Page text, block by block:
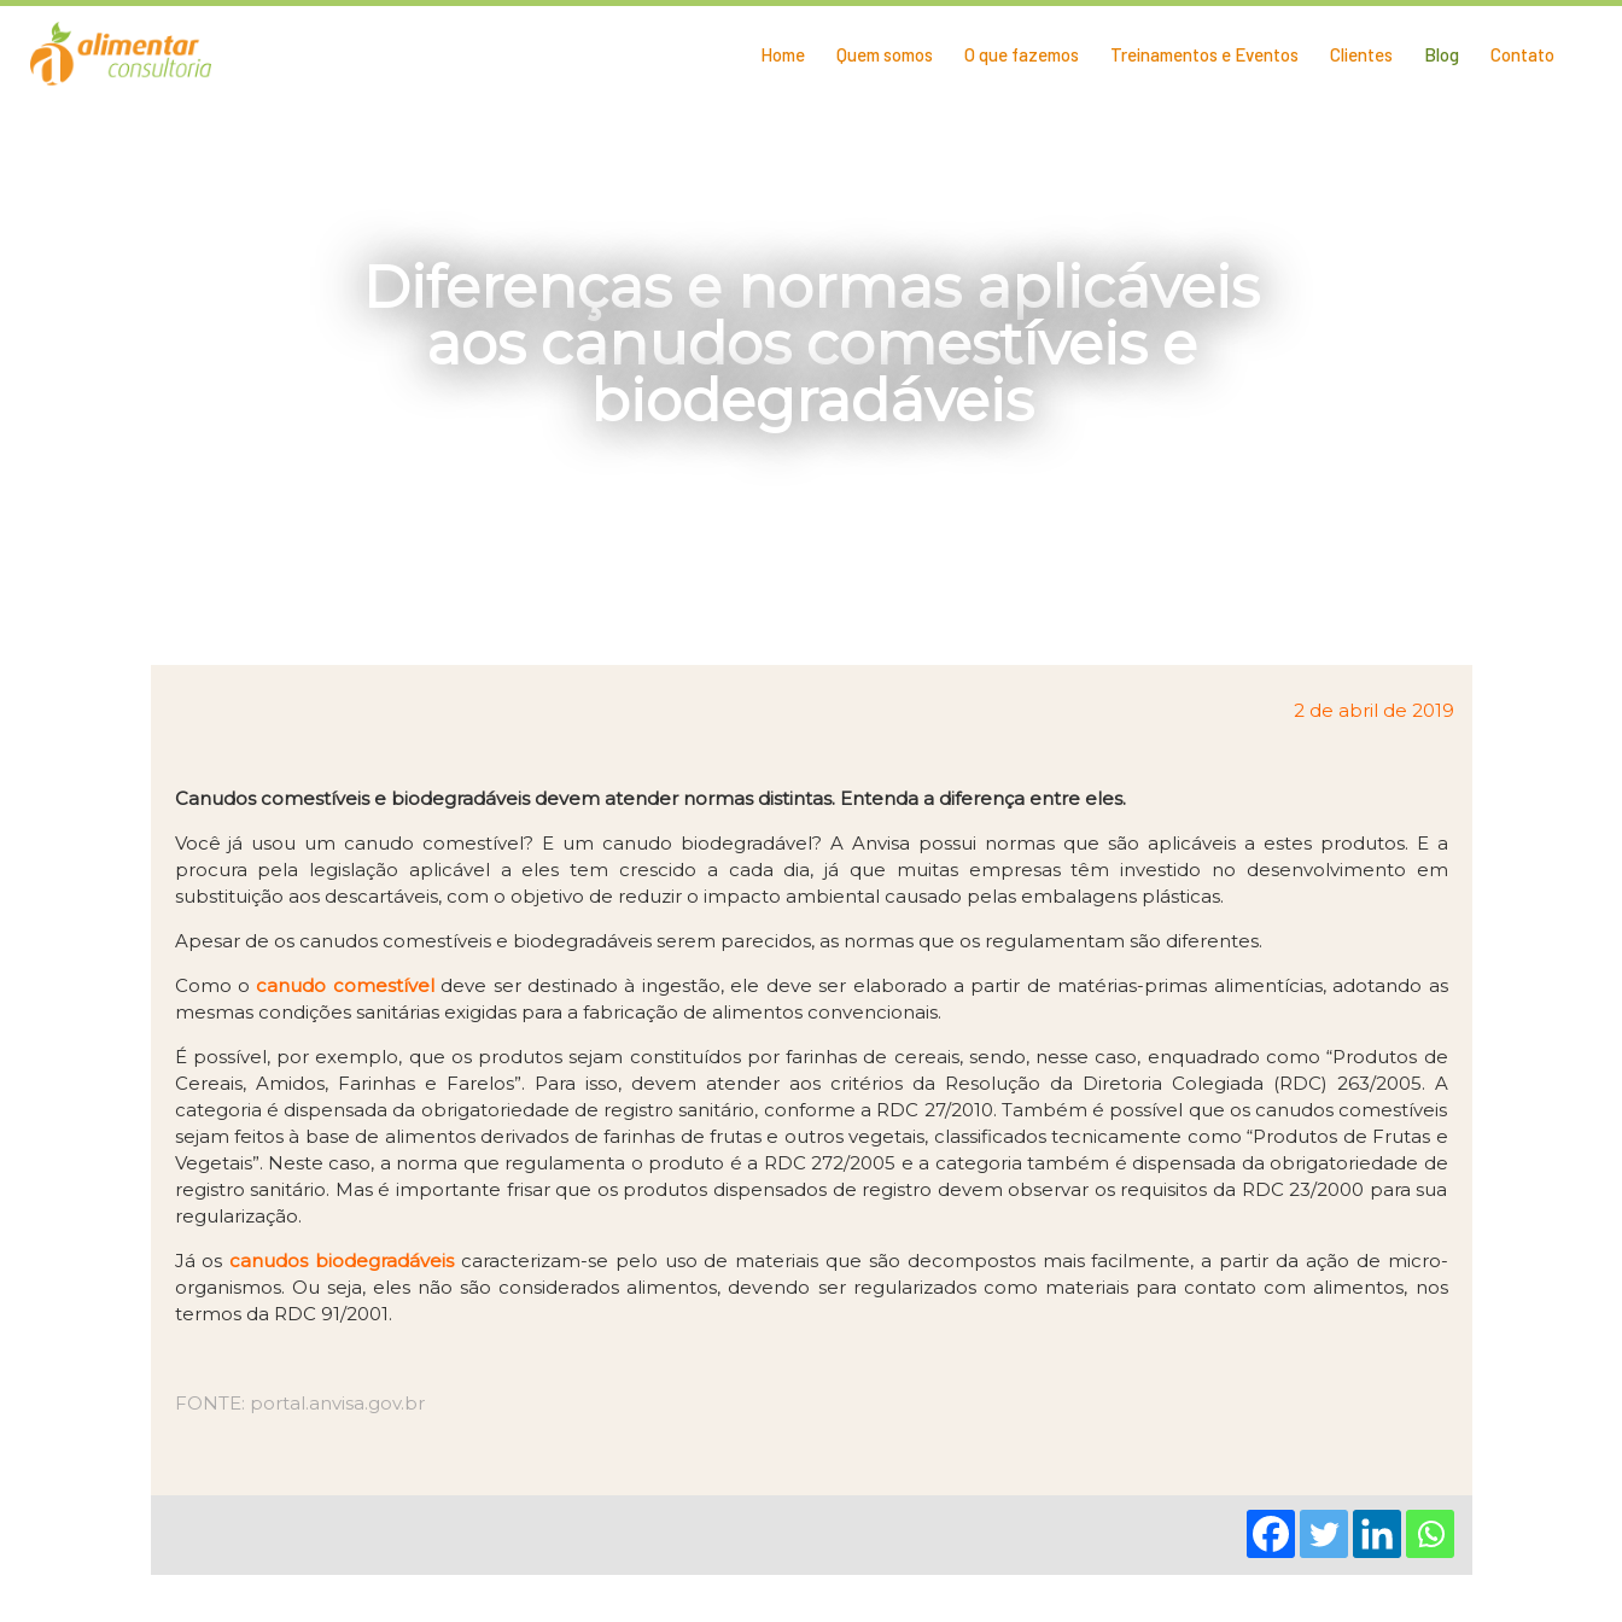
Home Quem somos O que fazemos Treinamentos e Eventos Clientes Blog Contato
Diferenças e normas aplicáveis
aos canudos comestíveis e
biodegradáveis
2 de abril de 2019
Canudos comestíveis e biodegradáveis devem atender normas distintas. Entenda a diferença entre eles.
Você já usou um canudo comestível? E um canudo biodegradável? A Anvisa possui normas que são aplicáveis a estes produtos. E a
procura pela legislação aplicável a eles tem crescido a cada dia, já que muitas empresas têm investido no desenvolvimento em
substituição aos descartáveis, com o objetivo de reduzir o impacto ambiental causado pelas embalagens plásticas.
Apesar de os canudos comestíveis e biodegradáveis serem parecidos, as normas que os regulamentam são diferentes.
Como o canudo comestíveldeve ser destinado à ingestão, ele deve ser elaborado a partir de matérias-primas alimentícias, adotando as
mesmas condições sanitárias exigidas para a fabricação de alimentos convencionais.
É possível, por exemplo, que os produtos sejam constituídos por farinhas de cereais, sendo, nesse caso, enquadrado como “Produtos de
Cereais, Amidos, Farinhas e Farelos”. Para isso, devem atender aos critérios da Resolução da Diretoria Colegiada (RDC) 263/2005. A
categoria é dispensada da obrigatoriedade de registro sanitário, conforme a RDC 27/2010. Também é possível que os canudos comestíveis
sejam feitos à base de alimentos derivados de farinhas de frutas e outros vegetais, classificados tecnicamente como “Produtos de Frutas e
Vegetais”. Neste caso, a norma que regulamenta o produto é a RDC 272/2005 e a categoria também é dispensada da obrigatoriedade de
registro sanitário. Mas é importante frisar que os produtos dispensados de registro devem observar os requisitos da RDC 23/2000 para sua
regularização.
Já os canudos biodegradáveiscaracterizam-se pelo uso de materiais que são decompostos mais facilmente, a partir da ação de micro-
organismos. Ou seja, eles não são considerados alimentos, devendo ser regularizados como materiais para contato com alimentos, nos
termos da RDC 91/2001.
FONTE: portal.anvisa.gov.br